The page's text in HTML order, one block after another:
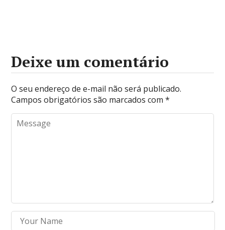
Deixe um comentário
O seu endereço de e-mail não será publicado.
Campos obrigatórios são marcados com*